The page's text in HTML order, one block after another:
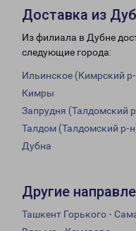
Доставка из
Из филиала в Дубне
следующие города:
Ильинское (Кимрский
Кимры
Запрудня (Талдомский
Талдом (Талдомский р-
Дубна
Другие
Ташкент Горького -